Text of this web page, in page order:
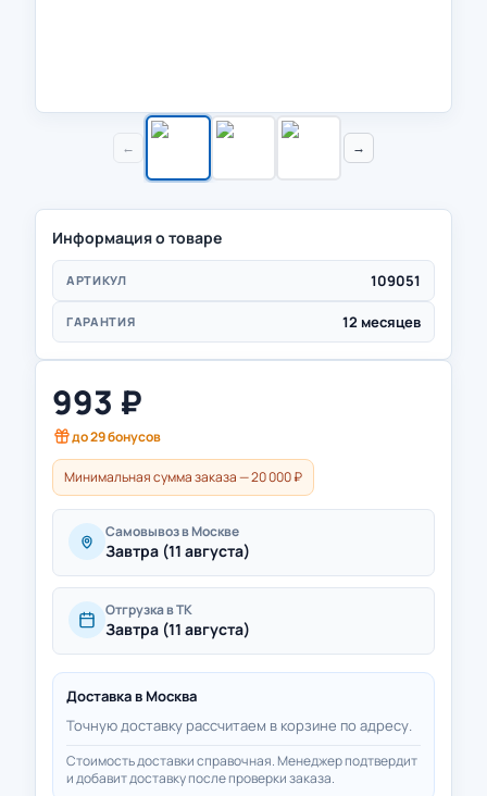
← →
Информация о товаре
АРТИКУЛ 109051
ГАРАНТИЯ 12 месяцев
993 ₽
до29бонусов
Минимальная сумма заказа — 20 000 ₽
Самовывоз в Москве
Завтра (11 августа)
Отгрузка в ТК
Завтра (11 августа)
Доставка в Москва
Точную доставку рассчитаем в корзине по адресу.
Стоимость доставки справочная. Менеджер подтвердит
и добавит доставку после проверки заказа.